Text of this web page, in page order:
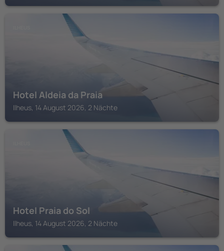
Hotel Aldeia da Praia
Ilheus, 14 August 2026, 2 Nächte
Hotel Praia do Sol
Ilheus, 14 August 2026, 2 Nächte